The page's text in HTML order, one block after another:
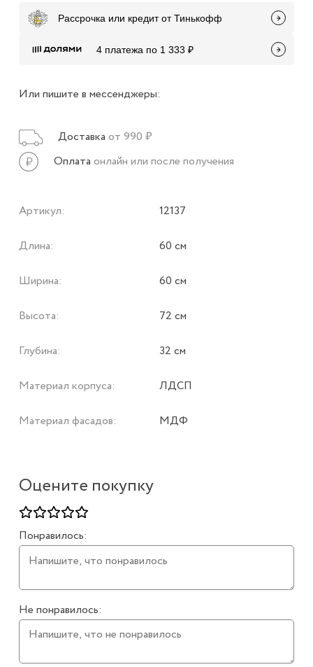
Оцените покупку
Понравилось:
Не понравилось:
Рассрочка или кредит от Тинькофф
4 платежа по 1 333 ₽
Или пишите в мессенджеры:
Доставка от 990 ₽
Оплата онлайн или после получения
Артикул: 12137
Длина: 60 см
Ширина: 60 см
Высота: 72 см
Глубина: 32 см
Материал корпуса: ЛДСП
Материал фасадов: МДФ